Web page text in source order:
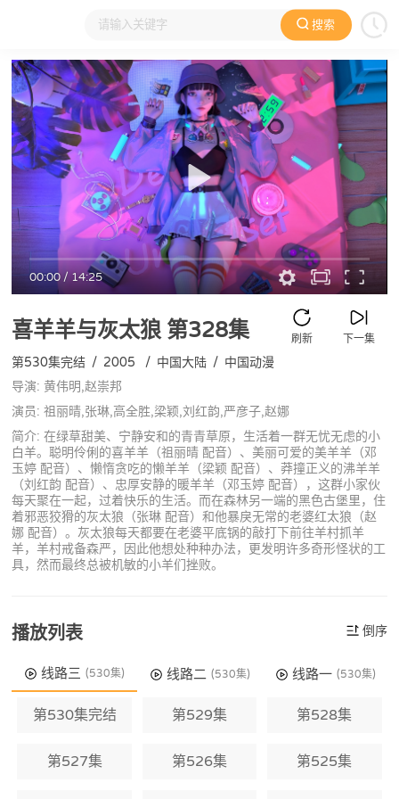
搜索
大家在看 日本动漫 国产动漫 欧美动漫 动漫电影
00:00/14:25
喜羊羊与灰太狼第328集 下一集
刷新
第530集完结 / 2005 / 中国大陆 / 中国动漫
导演: 黄伟明,赵崇邦
演员: 祖丽晴,张琳,高全胜,梁颖,刘红韵,严彦子,赵娜
简介: 在绿草甜美、宁静安和的青青草原，生活着一群无忧无虑的小
白羊。聪明伶俐的喜羊羊（祖丽晴 配音）、美丽可爱的美羊羊（邓
玉婷 配音）、懒惰贪吃的懒羊羊（梁颖 配音）、莽撞正义的沸羊羊
（刘红韵 配音）、忠厚安静的暖羊羊（邓玉婷 配音），这群小家伙
每天聚在一起，过着快乐的生活。而在森林另一端的黑色古堡里，住
着邪恶狡猾的灰太狼（张琳 配音）和他暴戾无常的老婆红太狼（赵
娜 配音）。灰太狼每天都要在老婆平底锅的敲打下前往羊村抓羊
羊，羊村戒备森严，因此他想处种种办法，更发明许多奇形怪状的工
具，然而最终总被机敏的小羊们挫败。
播放列表 倒序
线路三 (530集) 线路二 (530集) 线路一 (530集)
第530集完结 第529集 第528集
第527集 第526集 第525集